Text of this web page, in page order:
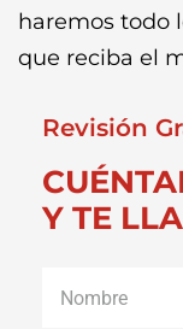
haremos todo
que reciba el
Revisión
Y TE